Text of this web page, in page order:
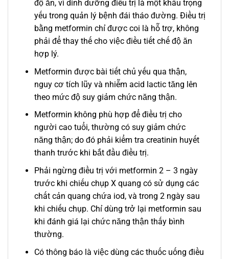
độ ăn, vì dinh dưỡng điều trị là một khâu trọng
yếu trong quản lý bệnh đái tháo đường. Ðiều trị
bằng metformin chỉ được coi là hỗ trợ, không
phải để thay thế cho việc điều tiết chế độ ăn
hợp lý.
Metformin được bài tiết chủ yếu qua thận,
nguy cơ tích lũy và nhiễm acid lactic tăng lên
theo mức độ suy giảm chức năng thận.
Metformin không phù hợp để điều trị cho
người cao tuổi, thường có suy giảm chức
năng thận; do đó phải kiểm tra creatinin huyết
thanh trước khi bắt đầu điều trị.
Phải ngừng điều trị với metformin 2 – 3 ngày
trước khi chiếu chụp X quang có sử dụng các
chất cản quang chứa iod, và trong 2 ngày sau
khi chiếu chụp. Chỉ dùng trở lại metformin sau
khi đánh giá lại chức năng thận thấy bình
thường.
Có thông báo là việc dùng các thuốc uống điều